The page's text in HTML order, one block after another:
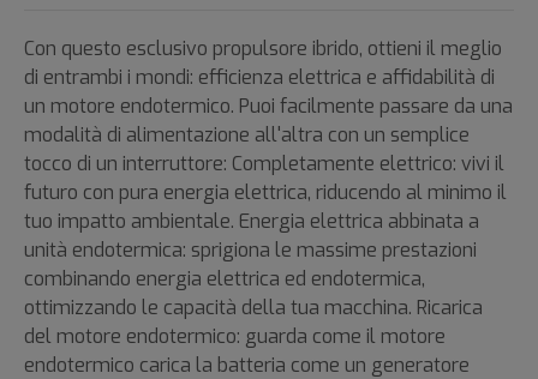
Con questo esclusivo propulsore ibrido, ottieni il meglio
di entrambi i mondi: efficienza elettrica e affidabilità di
un motore endotermico. Puoi facilmente passare da una
modalità di alimentazione all'altra con un semplice
tocco di un interruttore: Completamente elettrico: vivi il
futuro con pura energia elettrica, riducendo al minimo il
tuo impatto ambientale. Energia elettrica abbinata a
unità endotermica: sprigiona le massime prestazioni
combinando energia elettrica ed endotermica,
ottimizzando le capacità della tua macchina. Ricarica
del motore endotermico: guarda come il motore
endotermico carica la batteria come un generatore